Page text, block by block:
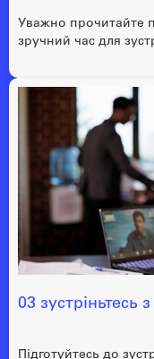
Уважно прочитайте
зручний час для
03 зустріньтесь
Підготуйтесь до